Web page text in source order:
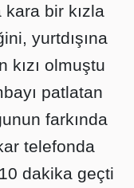
bir kızla
yurtdışına
kızı olmuştu
patlatan
farkında
telefonda
dakika geçti